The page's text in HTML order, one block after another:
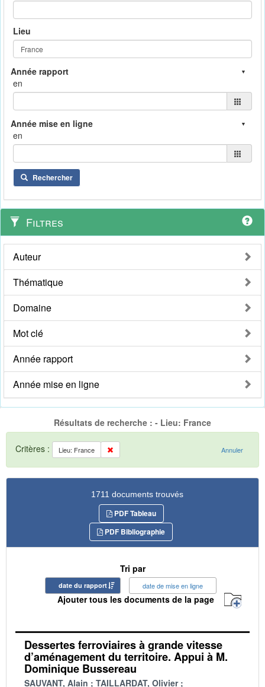
Lieu
en
en
Rechercher
Filtres
Auteur
Thématique
Domaine
Mot clé
Année rapport
Année mise en ligne
Résultats de recherche : - Lieu: France
Critères : Lieu: France Annuler
1711 documents trouvés
PDF Tableau
PDF Bibliographie
Tri par
date du rapport date de mise en ligne
Ajouter tous les documents de la page
Dessertes ferroviaires à grande vitesse
d’aménagement du territoire. Appui à M.
Dominique Bussereau
SAUVANT, Alain TAILLARDAT, Olivier